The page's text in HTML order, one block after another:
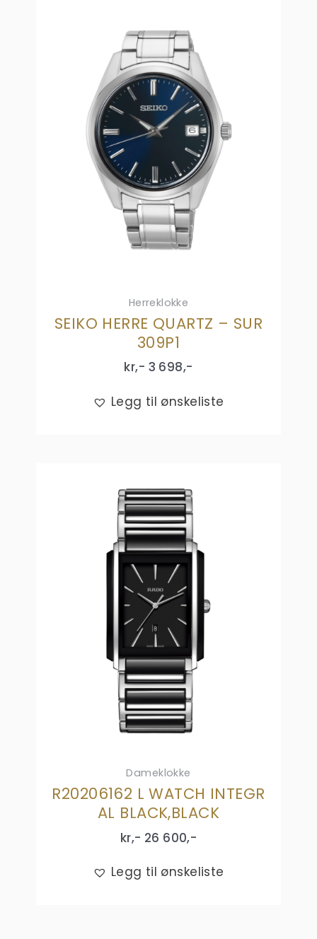
Herreklokke
SEIKO HERRE QUARTZ – SUR
309P1
kr,- 3 698,-
Legg til ønskeliste
Dameklokke
R20206162 L WATCH INTEGR
AL BLACK,BLACK
kr,- 26 600,-
Legg til ønskeliste